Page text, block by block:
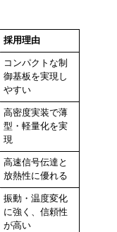
採用理由
コンパクトな制
御基板を実現し
やすい
高密度実装で薄
型・軽量化を実
現
高速信号伝達と
放熱性に優れる
振動・温度変化
に強く、信頼性
が高い